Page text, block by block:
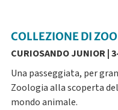
COLLEZIONE DI
CURIOSANDO JUNIOR |
Una passeggiata, per
Zoologia alla scoperta
mondo animale.